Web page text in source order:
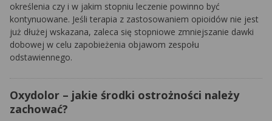
określenia czy i w jakim stopniu leczenie powinno być
kontynuowane. Jeśli terapia z zastosowaniem opioidów nie jest
już dłużej wskazana, zaleca się stopniowe zmniejszanie dawki
dobowej w celu zapobieżenia objawom zespołu
odstawiennego.
Oxydolor – jakie środki ostrożności należy
zachować?